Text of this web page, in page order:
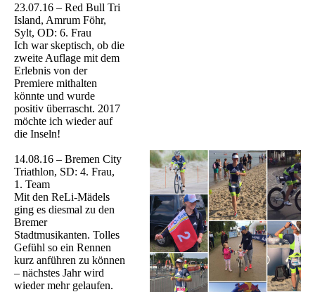
23.07.16 – Red Bull Tri
Island, Amrum Föhr,
Sylt, OD: 6. Frau
Ich war skeptisch, ob die
zweite Auflage mit dem
Erlebnis von der
Premiere mithalten
könnte und wurde
positiv überrascht. 2017
möchte ich wieder auf
die Inseln!
14.08.16 – Bremen City
Triathlon, SD: 4. Frau,
1. Team
Mit den ReLi-Mädels
ging es diesmal zu den
Bremer
Stadtmusikanten. Tolles
Gefühl so ein Rennen
kurz anführen zu können
– nächstes Jahr wird
wieder mehr gelaufen.